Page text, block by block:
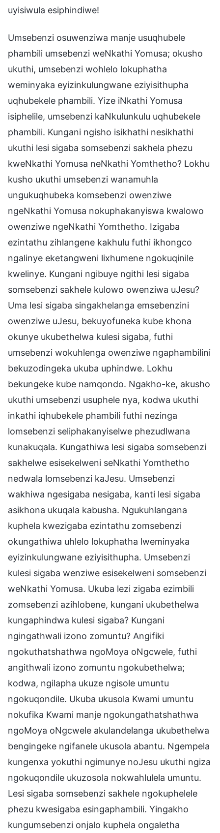
uyisiwula esiphindiwe!
Umsebenzi osuwenziwa manje usuqhubele
phambili umsebenzi weNkathi Yomusa; okusho
ukuthi, umsebenzi wohlelo lokuphatha
weminyaka eyizinkulungwane eziyisithupha
uqhubekele phambili. Yize iNkathi Yomusa
isiphelile, umsebenzi kaNkulunkulu uqhubekele
phambili. Kungani ngisho isikhathi nesikhathi
ukuthi lesi sigaba somsebenzi sakhela phezu
kweNkathi Yomusa neNkathi Yomthetho? Lokhu
kusho ukuthi umsebenzi wanamuhla
ungukuqhubeka komsebenzi owenziwe
ngeNkathi Yomusa nokuphakanyiswa kwalowo
owenziwe ngeNkathi Yomthetho. Izigaba
ezintathu zihlangene kakhulu futhi ikhongco
ngalinye eketangweni lixhumene ngokuqinile
kwelinye. Kungani ngibuye ngithi lesi sigaba
somsebenzi sakhele kulowo owenziwa uJesu?
Uma lesi sigaba singakhelanga emsebenzini
owenziwe uJesu, bekuyofuneka kube khona
okunye ukubethelwa kulesi sigaba, futhi
umsebenzi wokuhlenga owenziwe ngaphambilini
bekuzodingeka ukuba uphindwe. Lokhu
bekungeke kube namqondo. Ngakho-ke, akusho
ukuthi umsebenzi usuphele nya, kodwa ukuthi
inkathi iqhubekele phambili futhi nezinga
lomsebenzi seliphakanyiselwe phezudlwana
kunakuqala. Kungathiwa lesi sigaba somsebenzi
sakhelwe esisekelweni seNkathi Yomthetho
nedwala lomsebenzi kaJesu. Umsebenzi
wakhiwa ngesigaba nesigaba, kanti lesi sigaba
asikhona ukuqala kabusha. Ngukuhlangana
kuphela kwezigaba ezintathu zomsebenzi
okungathiwa uhlelo lokuphatha lweminyaka
eyizinkulungwane eziyisithupha. Umsebenzi
kulesi sigaba wenziwe esisekelweni somsebenzi
weNkathi Yomusa. Ukuba lezi zigaba ezimbili
zomsebenzi azihlobene, kungani ukubethelwa
kungaphindwa kulesi sigaba? Kungani
ngingathwali izono zomuntu? Angifiki
ngokuthatshathwa ngoMoya oNgcwele, futhi
angithwali izono zomuntu ngokubethelwa;
kodwa, ngilapha ukuze ngisole umuntu
ngokuqondile. Ukuba ukusola Kwami umuntu
nokufika Kwami manje ngokungathatshathwa
ngoMoya oNgcwele akulandelanga ukubethelwa
bengingeke ngifanele ukusola abantu. Ngempela
kungenxa yokuthi ngimunye noJesu ukuthi ngiza
ngokuqondile ukuzosola nokwahlulela umuntu.
Lesi sigaba somsebenzi sakhele ngokuphelele
phezu kwesigaba esingaphambili. Yingakho
kungumsebenzi onjalo kuphela ongaletha